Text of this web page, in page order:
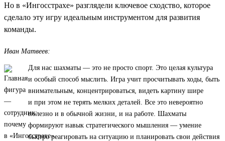
Но в «Ингосстрахе» разглядели ключевое сходство, которое
сделало эту игру идеальным инструментом для развития
команды.
Иван Матвеев:
Для нас шахматы — это не просто спорт. Это целая культура
и особый способ мыслить. Игра учит просчитывать ходы, быть
внимательным, концентрироваться, видеть картину шире
и при этом не терять мелких деталей. Все это невероятно
полезно и в обычной жизни, и на работе. Шахматы
формируют навык стратегического мышления — умение
быстро реагировать на ситуацию и планировать свои действия